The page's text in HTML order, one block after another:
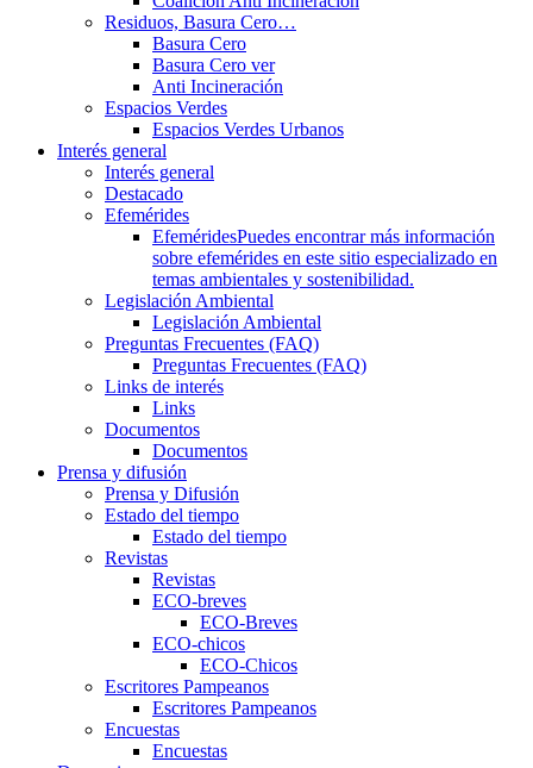
Residuos, Basura Cero…
Basura Cero
Basura Cero ver
Anti Incineración
Espacios Verdes
Espacios Verdes Urbanos
Interés general
Interés general
Destacado
Efemérides
EfeméridesPuedes encontrar más información
sobre efemérides en este sitio especializado en
temas ambientales y sostenibilidad.
Legislación Ambiental
Legislación Ambiental
Preguntas Frecuentes (FAQ)
Preguntas Frecuentes (FAQ)
Links de interés
Links
Documentos
Documentos
Prensa y difusión
Prensa y Difusión
Estado del tiempo
Estado del tiempo
Revistas
Revistas
ECO-breves
ECO-Breves
ECO-chicos
ECO-Chicos
Escritores Pampeanos
Escritores Pampeanos
Encuestas
Encuestas